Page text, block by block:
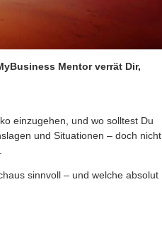
Mentor verrät Dir,
einzugehen, und wo solltest Du
und Situationen – doch nicht
sinnvoll – und welche absolut